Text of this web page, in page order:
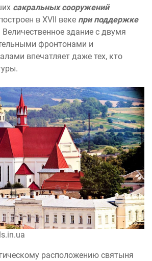
сакральных сооружений
в XVII веке при поддержке
Величественное здание с двумя
фронтонами и
впечатляет даже тех, кто
расположению святыня